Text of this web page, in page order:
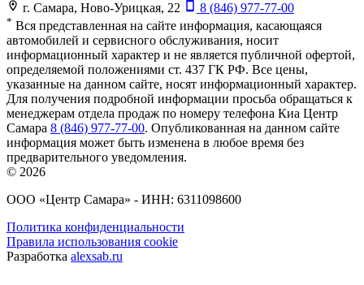
г. Самара, Ново-Урицкая, 22
8 (846) 977-77-00
* Вся представленная на сайте информация, касающаяся
автомобилей и сервисного обслуживания, носит
информационный характер и не является публичной офертой,
определяемой положениями ст. 437 ГК РФ. Все цены,
указанные на данном сайте, носят информационный характер.
Для получения подробной информации просьба обращаться к
менеджерам отдела продаж по номеру телефона Киа Центр
Самара 8 (846) 977-77-00. Опубликованная на данном сайте
информация может быть изменена в любое время без
предварительного уведомления.
© 2026
ООО «Центр Самара» - ИНН: 6311098600
Политика конфиденциальности
Правила использования cookie
Разработка alexsab.ru